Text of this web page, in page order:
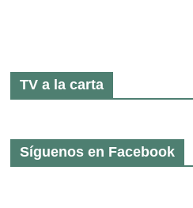
TV a la carta
Síguenos en Facebook